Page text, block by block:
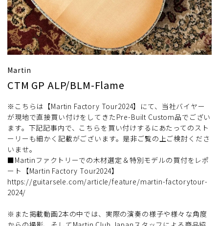
Martin
CTM GP ALP/BLM-Flame
※こちらは【Martin Factory Tour2024】にて、当社バイヤー
が現地で直接買い付けをしてきたPre-Built Custom品でござい
ます。下記記事内で、こちらを買い付けするにあたってのスト
ーリーも細かく記載がございます。是非ご覧の上ご検討くださ
いませ。
■Martinファクトリーでの木材選定＆特別モデルの買付をレポ
ート【Martin Factory Tour2024】
https://guitarsele.com/article/feature/martin-factorytour-
2024/
※また掲載動画2本の中では、実際の演奏の様子や様々な角度